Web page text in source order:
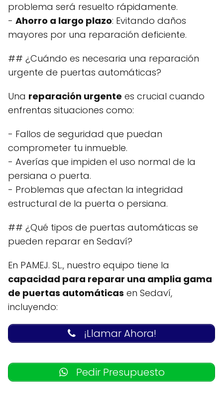
problema será resuelto rápidamente.
- Ahorro a largo plazo: Evitando daños
mayores por una reparación deficiente.
## ¿Cuándo es necesaria una reparación
urgente de puertas automáticas?
Una reparación urgente es crucial cuando
enfrentas situaciones como:
- Fallos de seguridad que puedan
comprometer tu inmueble.
- Averías que impiden el uso normal de la
persiana o puerta.
- Problemas que afectan la integridad
estructural de la puerta o persiana.
## ¿Qué tipos de puertas automáticas se
pueden reparar en Sedaví?
En PAMEJ. SL., nuestro equipo tiene la
capacidad para reparar una amplia gama
de puertas automáticas en Sedaví,
incluyendo:
¡Llamar Ahora!
Pedir Presupuesto